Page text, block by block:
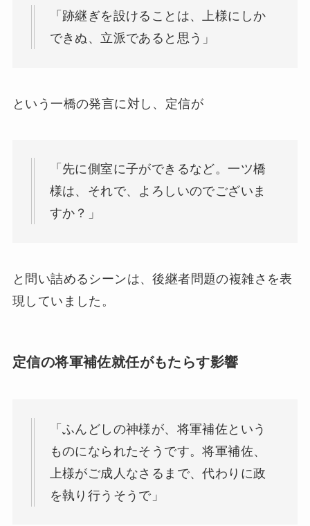
「跡継ぎを設けることは、上様にしか
できぬ、立派であると思う」
という一橋の発言に対し、定信が
「先に側室に子ができるなど。一ツ橋
様は、それで、よろしいのでございま
すか？」
と問い詰めるシーンは、後継者問題の複雑さを表
現していました。
定信の将軍補佐就任がもたらす影響
「ふんどしの神様が、将軍補佐という
ものになられたそうです。将軍補佐、
上様がご成人なさるまで、代わりに政
を執り行うそうで」